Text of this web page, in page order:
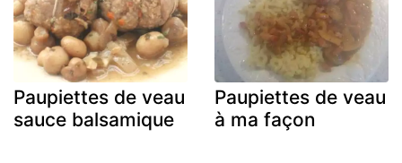
Paupiettes de veau
sauce balsamique
Paupiettes de veau
à ma façon